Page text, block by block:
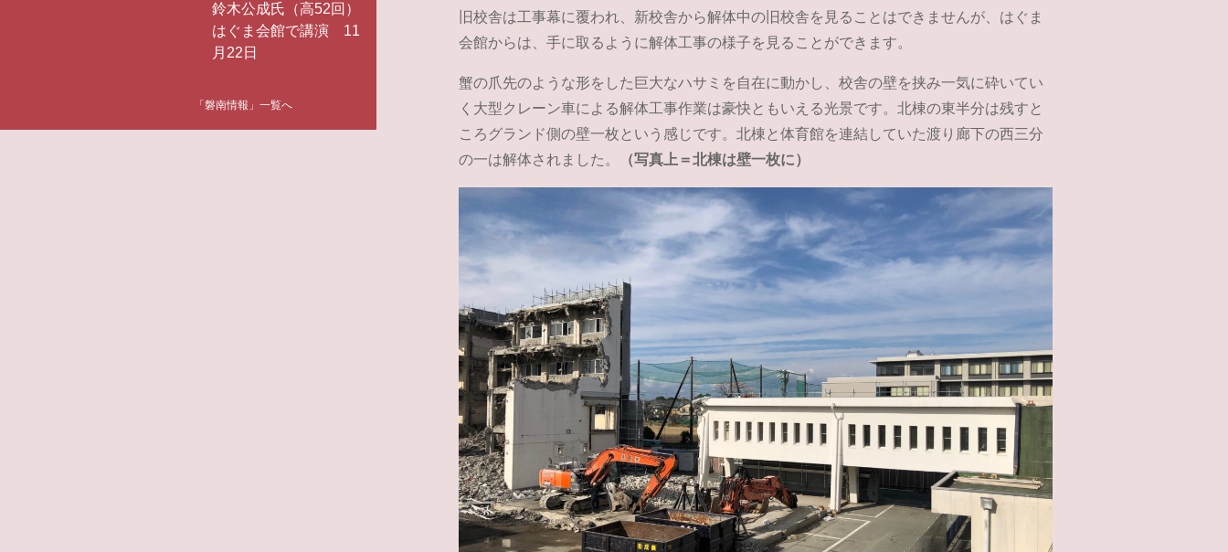
旧校舎は工事幕に覆われ、新校舎から解体中の旧校舎を見ることはできませんが、はぐま
会館からは、手に取るように解体工事の様子を見ることができます。
蟹の爪先のような形をした巨大なハサミを自在に動かし、校舎の壁を挟み一気に砕いてい
く大型クレーン車による解体工事作業は豪快ともいえる光景です。北棟の東半分は残すと
ころグランド側の壁一枚という感じです。北棟と体育館を連結していた渡り廊下の西三分
の一は解体されました。
（写真上＝北棟は壁一枚に）
鈴木公成氏（高52回）
はぐま会館で講演 11
月22日
「磐南情報」一覧へ